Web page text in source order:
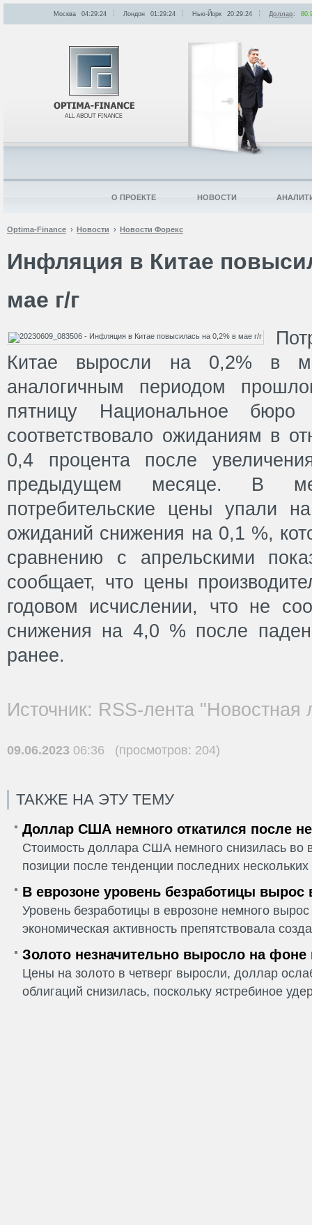
Optima-Finance Новости Новости Форекс
Инфляция в Китае
мае г/г
Китае выросли на 0,2% в
аналогичным периодом
пятницу Национальное
соответствовало ожиданиям в
0,4 процента после
предыдущем месяце. В
потребительские цены упали
ожиданий снижения на 0,1 %,
сравнению с апрельскими
сообщает, что цены
годовом исчислении, что не
снижения на 4,0 % после
ранее.
Источник: RSS-лента "Новостная
09.06.2023 06:36 (просмотров: 204)
ТАКЖЕ НА ЭТУ ТЕМУ
Доллар США немного откатился после
Стоимость доллара США немного снизилась во
позиции после тенденции последних
В еврозоне уровень безработицы вырос
Уровень безработицы в еврозоне немного
экономическая активность препятствовала
Золото незначительно выросло на фоне
Цены на золото в четверг выросли, доллар
облигаций снизилась, поскольку ястребиное
Москва 04:29:24 Лондон 01:29:24 Нью-Йорк 20:29:24 Доллар:
О ПРОЕКТЕ НОВОСТИ